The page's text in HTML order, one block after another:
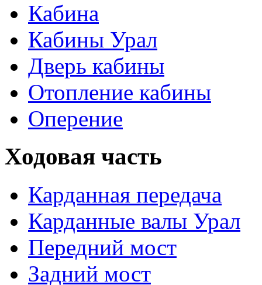
Кабина
Кабины Урал
Дверь кабины
Отопление кабины
Оперение
Ходовая часть
Карданная передача
Карданные валы Урал
Передний мост
Задний мост